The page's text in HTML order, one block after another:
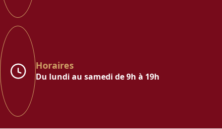
Horaires
Du lundi au samedi de 9h à 19h